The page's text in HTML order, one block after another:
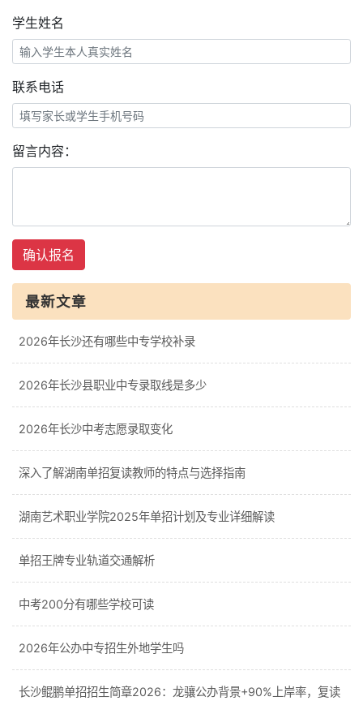
学生姓名
联系电话
留言内容：
确认报名
最新文章
2026年长沙还有哪些中专学校补录
2026年长沙县职业中专录取线是多少
2026年长沙中考志愿录取变化
深入了解湖南单招复读教师的特点与选择指南
湖南艺术职业学院2025年单招计划及专业详细解读
单招王牌专业轨道交通解析
中考200分有哪些学校可读
2026年公办中专招生外地学生吗
长沙鲲鹏单招招生简章2026：龙骧公办背景+90%上岸率，复读